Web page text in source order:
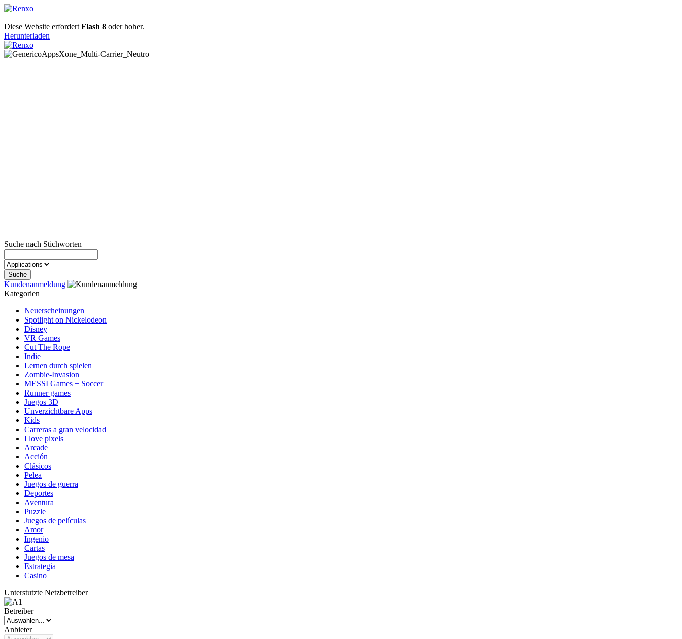
Diese Website erfordert Flash 8 oder hoher.
Herunterladen
Suche nach Stichworten
Kundenanmeldung
Kategorien
Neuerscheinungen
Spotlight on Nickelodeon
Disney
VR Games
Cut The Rope
Indie
Lernen durch spielen
Zombie-Invasion
MESSI Games + Soccer
Runner games
Juegos 3D
Unverzichtbare Apps
Kids
Carreras a gran velocidad
I love pixels
Arcade
Acción
Clásicos
Pelea
Juegos de guerra
Deportes
Aventura
Puzzle
Juegos de películas
Amor
Ingenio
Cartas
Juegos de mesa
Estrategia
Casino
Unterstutzte Netzbetreiber
Betreiber
Anbieter